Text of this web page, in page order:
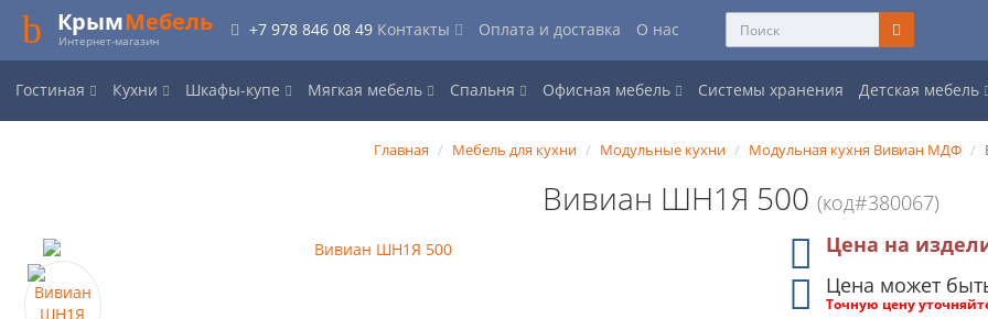
КрымМебель
Интернет-магазин
+7 978 846 08 49 Контакты Оплата и доставка О нас
Гостиная Кухни Шкафы-купе Мягкая мебель Спальня Офисная мебель Системы хранения Детская мебель
Главная Мебель для кухни Модульные кухни Модульная кухня Вивиан МДФ
Вивиан ШН1Я 500 (код#380067)
Цена на
Цена может
Точную цену